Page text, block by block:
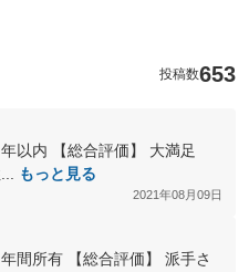
投稿数653
以内 【総合評価】 大満足
もっと見る
2021年08月09日
間所有 【総合評価】 派手さ